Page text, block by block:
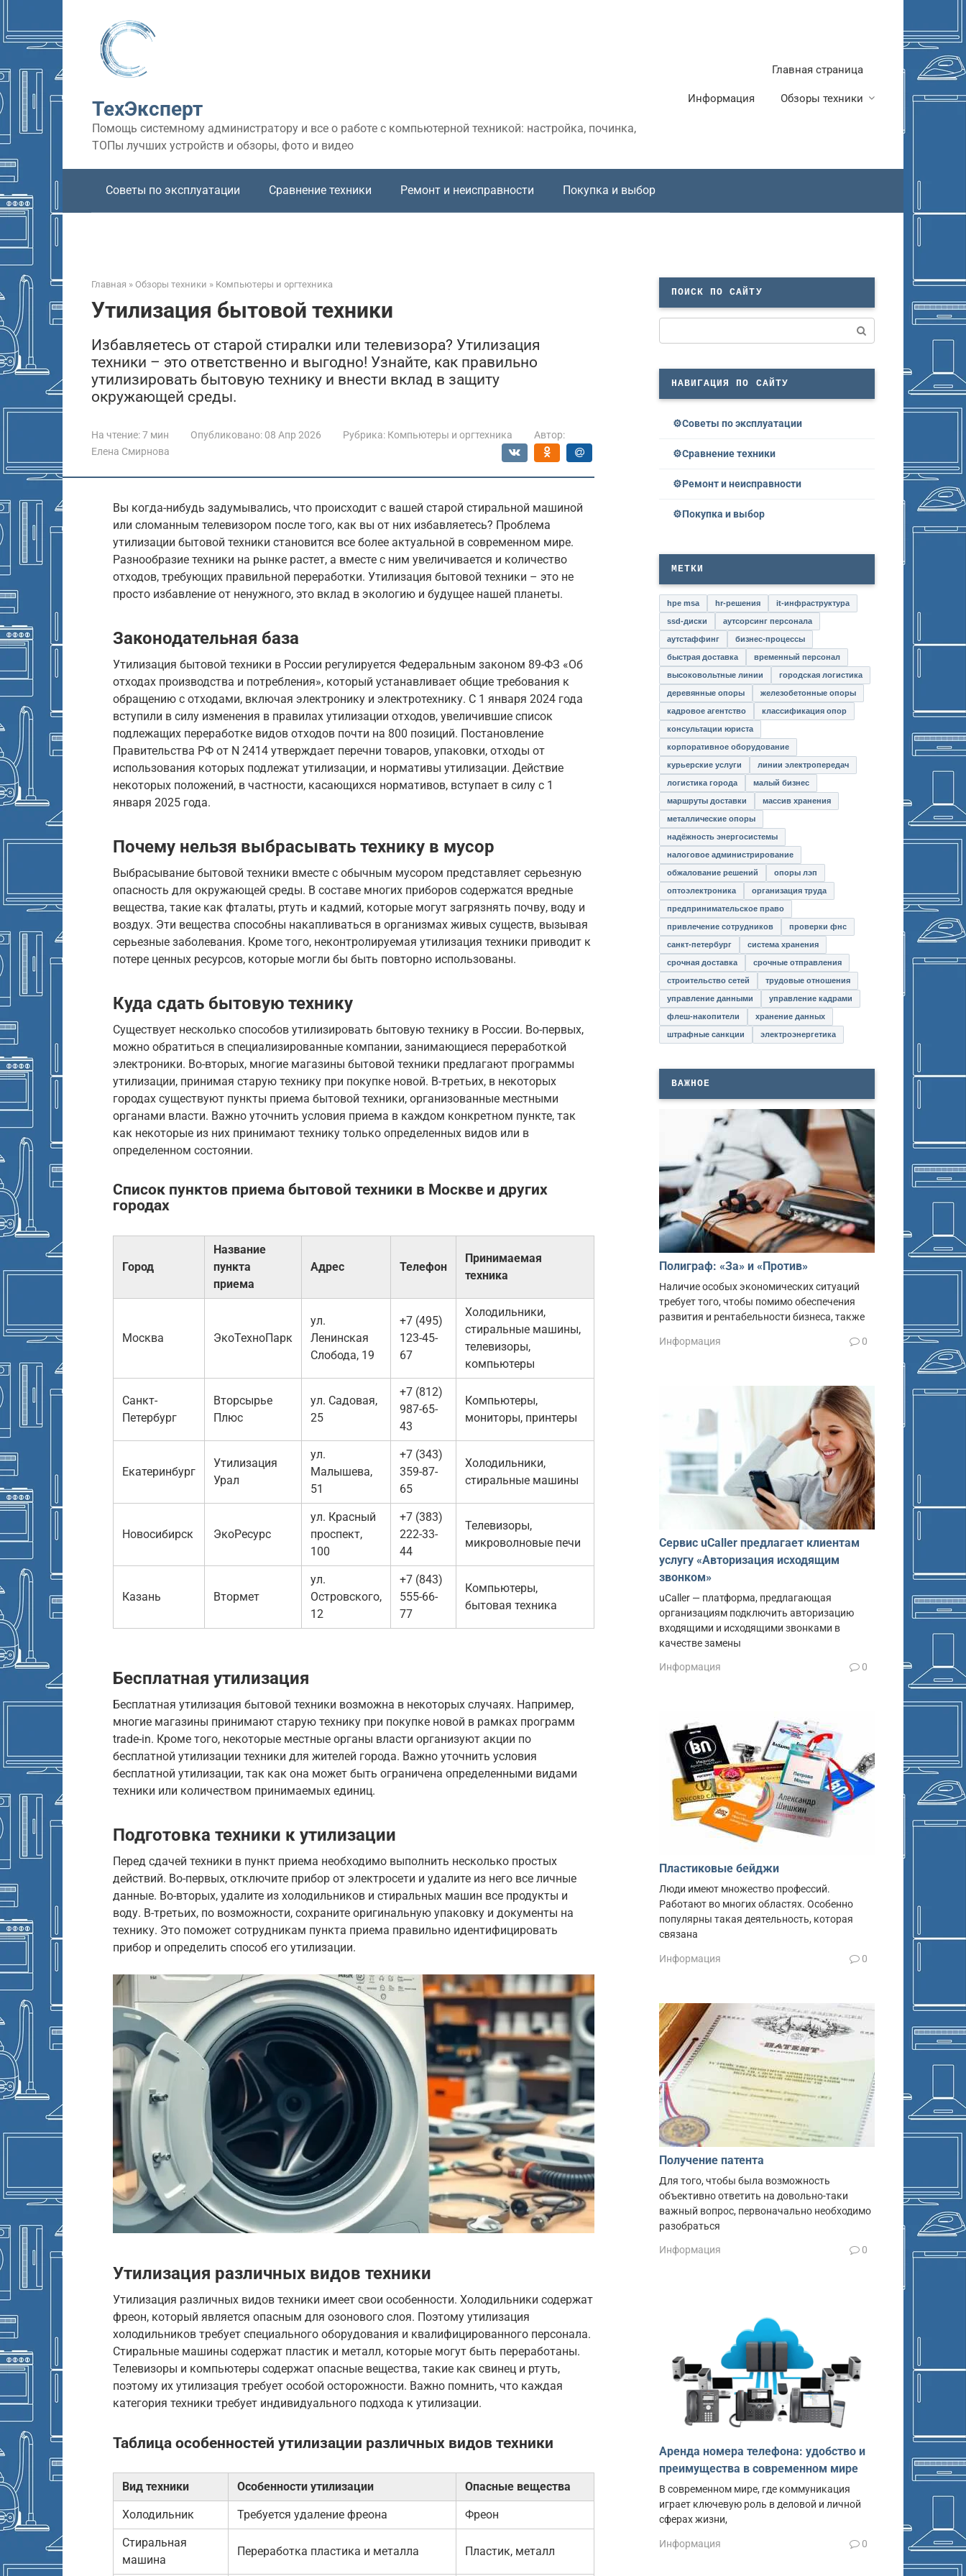
контенту
ТехЭксперт
Помощь системному администратору и все о работе с компьютерной техникой: настройка, починка,
ТОПы лучших устройств и обзоры, фото и видео
Главная страница
Информация Обзоры техники
Советы по эксплуатации Сравнение техники Ремонт и неисправности Покупка и выбор
Главная » Обзоры техники » Компьютеры и оргтехника
Утилизация бытовой техники
Избавляетесь от старой стиралки или телевизора? Утилизация
техники – это ответственно и выгодно! Узнайте, как правильно
утилизировать бытовую технику и внести вклад в защиту
окружающей среды.
На чтение:7 мин Опубликовано: 08 Апр 2026 Рубрика: Компьютеры и оргтехника
Автор:
Елена Смирнова
Вы когда-нибудь задумывались, что происходит с вашей старой стиральной машиной
или сломанным телевизором после того, как вы от них избавляетесь? Проблема
утилизации бытовой техники становится все более актуальной в современном мире.
Разнообразие техники на рынке растет, а вместе с ним увеличивается и количество
отходов, требующих правильной переработки. Утилизация бытовой техники – это не
просто избавление от ненужного, это вклад в экологию и будущее нашей планеты.
Законодательная база
Утилизация бытовой техники в России регулируется Федеральным законом 89-ФЗ «Об
отходах производства и потребления», который устанавливает общие требования к
обращению с отходами, включая электронику и электротехнику. С 1 января 2024 года
вступили в силу изменения в правилах утилизации отходов, увеличившие список
подлежащих переработке видов отходов почти на 800 позиций. Постановление
Правительства РФ от N 2414 утверждает перечни товаров, упаковки, отходы от
использования которых подлежат утилизации, и нормативы утилизации. Действие
некоторых положений, в частности, касающихся нормативов, вступает в силу с 1
января 2025 года.
Почему нельзя выбрасывать технику в мусор
Выбрасывание бытовой техники вместе с обычным мусором представляет серьезную
опасность для окружающей среды. В составе многих приборов содержатся вредные
вещества, такие как фталаты, ртуть и кадмий, которые могут загрязнять почву, воду и
воздух. Эти вещества способны накапливаться в организмах живых существ, вызывая
серьезные заболевания. Кроме того, неконтролируемая утилизация техники приводит к
потере ценных ресурсов, которые могли бы быть повторно использованы.
Куда сдать бытовую технику
Существует несколько способов утилизировать бытовую технику в России. Во-первых,
можно обратиться в специализированные компании, занимающиеся переработкой
электроники. Во-вторых, многие магазины бытовой техники предлагают программы
утилизации, принимая старую технику при покупке новой. В-третьих, в некоторых
городах существуют пункты приема бытовой техники, организованные местными
органами власти. Важно уточнить условия приема в каждом конкретном пункте, так
как некоторые из них принимают технику только определенных видов или в
определенном состоянии.
Список пунктов приема бытовой техники в Москве и других
городах
Город
Название
пункта
приема
Адрес Телефон
Принимаемая
техника
Москва ЭкоТехноПарк
ул.
Ленинская
Слобода, 19
+7 (495)
123-45-
67
Холодильники,
стиральные машины,
телевизоры,
компьютеры
Санкт-
Петербург
Вторсырье
Плюс
ул. Садовая,
25
+7 (812)
987-65-
43
Компьютеры,
мониторы, принтеры
Екатеринбург
Утилизация
Урал
ул.
Малышева,
51
+7 (343)
359-87-
65
Холодильники,
стиральные машины
Новосибирск ЭкоРесурс
ул. Красный
проспект,
100
+7 (383)
222-33-
44
Телевизоры,
микроволновые печи
Казань Втормет
ул.
Островского,
12
+7 (843)
555-66-
77
Компьютеры,
бытовая техника
Бесплатная утилизация
Бесплатная утилизация бытовой техники возможна в некоторых случаях. Например,
многие магазины принимают старую технику при покупке новой в рамках программ
trade-in. Кроме того, некоторые местные органы власти организуют акции по
бесплатной утилизации техники для жителей города. Важно уточнить условия
бесплатной утилизации, так как она может быть ограничена определенными видами
техники или количеством принимаемых единиц.
Подготовка техники к утилизации
Перед сдачей техники в пункт приема необходимо выполнить несколько простых
действий. Во-первых, отключите прибор от электросети и удалите из него все личные
данные. Во-вторых, удалите из холодильников и стиральных машин все продукты и
воду. В-третьих, по возможности, сохраните оригинальную упаковку и документы на
технику. Это поможет сотрудникам пункта приема правильно идентифицировать
прибор и определить способ его утилизации.
Утилизация различных видов техники
Утилизация различных видов техники имеет свои особенности. Холодильники содержат
фреон, который является опасным для озонового слоя. Поэтому утилизация
холодильников требует специального оборудования и квалифицированного персонала.
Стиральные машины содержат пластик и металл, которые могут быть переработаны.
Телевизоры и компьютеры содержат опасные вещества, такие как свинец и ртуть,
поэтому их утилизация требует особой осторожности. Важно помнить, что каждая
категория техники требует индивидуального подхода к утилизации.
Таблица особенностей утилизации различных видов техники
Вид техники Особенности утилизации Опасные вещества
Холодильник Требуется удаление фреона Фреон
Стиральная
машина
Переработка пластика и металла Пластик, металл
ПОИСК ПО САЙТУ
НАВИГАЦИЯ ПО САЙТУ
Советы по эксплуатации
Сравнение техники
Ремонт и неисправности
Покупка и выбор
МЕТКИ
hpe msa hr-решения it-инфраструктура
ssd-диски аутсорсинг персонала
аутстаффинг бизнес-процессы
быстрая доставка временный персонал
высоковольтные линии городская логистика
деревянные опоры железобетонные опоры
кадровое агентство классификация опор
консультации юриста
корпоративное оборудование
курьерские услуги линии электропередач
логистика города малый бизнес
маршруты доставки массив хранения
металлические опоры
надёжность энергосистемы
налоговое администрирование
обжалование решений опоры лэп
оптоэлектроника организация труда
предпринимательское право
привлечение сотрудников проверки фнс
санкт-петербург система хранения
срочная доставка срочные отправления
строительство сетей трудовые отношения
управление данными управление кадрами
флеш-накопители хранение данных
штрафные санкции электроэнергетика
ВАЖНОЕ
Полиграф: «За» и «Против»
Наличие особых экономических ситуаций
требует того, чтобы помимо обеспечения
развития и рентабельности бизнеса, также
Информация 0
Сервис uCaller предлагает клиентам
услугу «Авторизация исходящим
звонком»
uCaller — платформа, предлагающая
организациям подключить авторизацию
входящими и исходящими звонками в
качестве замены
Информация 0
Пластиковые бейджи
Люди имеют множество профессий.
Работают во многих областях. Особенно
популярны такая деятельность, которая
связана
Информация 0
Получение патента
Для того, чтобы была возможность
объективно ответить на довольно-таки
важный вопрос, первоначально необходимо
разобраться
Информация 0
Аренда номера телефона: удобство и
преимущества в современном мире
В современном мире, где коммуникация
играет ключевую роль в деловой и личной
сферах жизни,
Информация 0